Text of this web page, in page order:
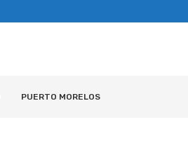
PUERTO MORELOS